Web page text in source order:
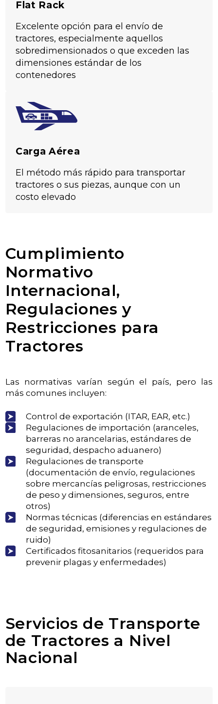
Flat Rack
Excelente opción para el envío de
tractores, especialmente aquellos
sobredimensionados o que exceden las
dimensiones estándar de los
contenedores
Carga Aérea
El método más rápido para transportar
tractores o sus piezas, aunque con un
costo elevado
Cumplimiento
Normativo
Internacional,
Regulaciones y
Restricciones para
Tractores
Las normativas varían según el país, pero las
más comunes incluyen:
Control de exportación (ITAR, EAR, etc.)
Regulaciones de importación (aranceles,
barreras no arancelarias, estándares de
seguridad, despacho aduanero)
Regulaciones de transporte
(documentación de envío, regulaciones
sobre mercancías peligrosas, restricciones
de peso y dimensiones, seguros, entre
otros)
Normas técnicas (diferencias en estándares
de seguridad, emisiones y regulaciones de
ruido)
Certificados fitosanitarios (requeridos para
prevenir plagas y enfermedades)
Servicios de Transporte
de Tractores a Nivel
Nacional